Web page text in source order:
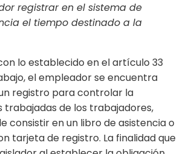
registrar en el sistema de
el tiempo destinado a la
lo establecido en el artículo 33
el empleador se encuentra
registro para controlar la
trabajadas de los trabajadores,
consistir en un libro de asistencia o
tarjeta de registro. La finalidad que